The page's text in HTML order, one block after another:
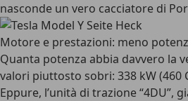
nasconde un vero cacciatore di
Motore e prestazioni: meno
Quanta potenza abbia davvero la
valori piuttosto sobri: 338 kW (460
Eppure, l’unità di trazione